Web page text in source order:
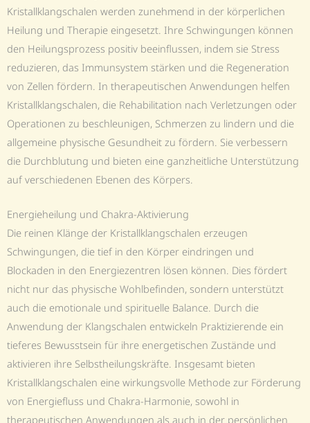
Kristallklangschalen werden zunehmend in der körperlichen
Heilung und Therapie eingesetzt. Ihre Schwingungen können
den Heilungsprozess positiv beeinflussen, indem sie Stress
reduzieren, das Immunsystem stärken und die Regeneration
von Zellen fördern. In therapeutischen Anwendungen helfen
Kristallklangschalen, die Rehabilitation nach Verletzungen oder
Operationen zu beschleunigen, Schmerzen zu lindern und die
allgemeine physische Gesundheit zu fördern. Sie verbessern
die Durchblutung und bieten eine ganzheitliche Unterstützung
auf verschiedenen Ebenen des Körpers.
Energieheilung und Chakra-Aktivierung
Die reinen Klänge der Kristallklangschalen erzeugen
Schwingungen, die tief in den Körper eindringen und
Blockaden in den Energiezentren lösen können. Dies fördert
nicht nur das physische Wohlbefinden, sondern unterstützt
auch die emotionale und spirituelle Balance. Durch die
Anwendung der Klangschalen entwickeln Praktizierende ein
tieferes Bewusstsein für ihre energetischen Zustände und
aktivieren ihre Selbstheilungskräfte. Insgesamt bieten
Kristallklangschalen eine wirkungsvolle Methode zur Förderung
von Energiefluss und Chakra-Harmonie, sowohl in
therapeutischen Anwendungen als auch in der persönlichen